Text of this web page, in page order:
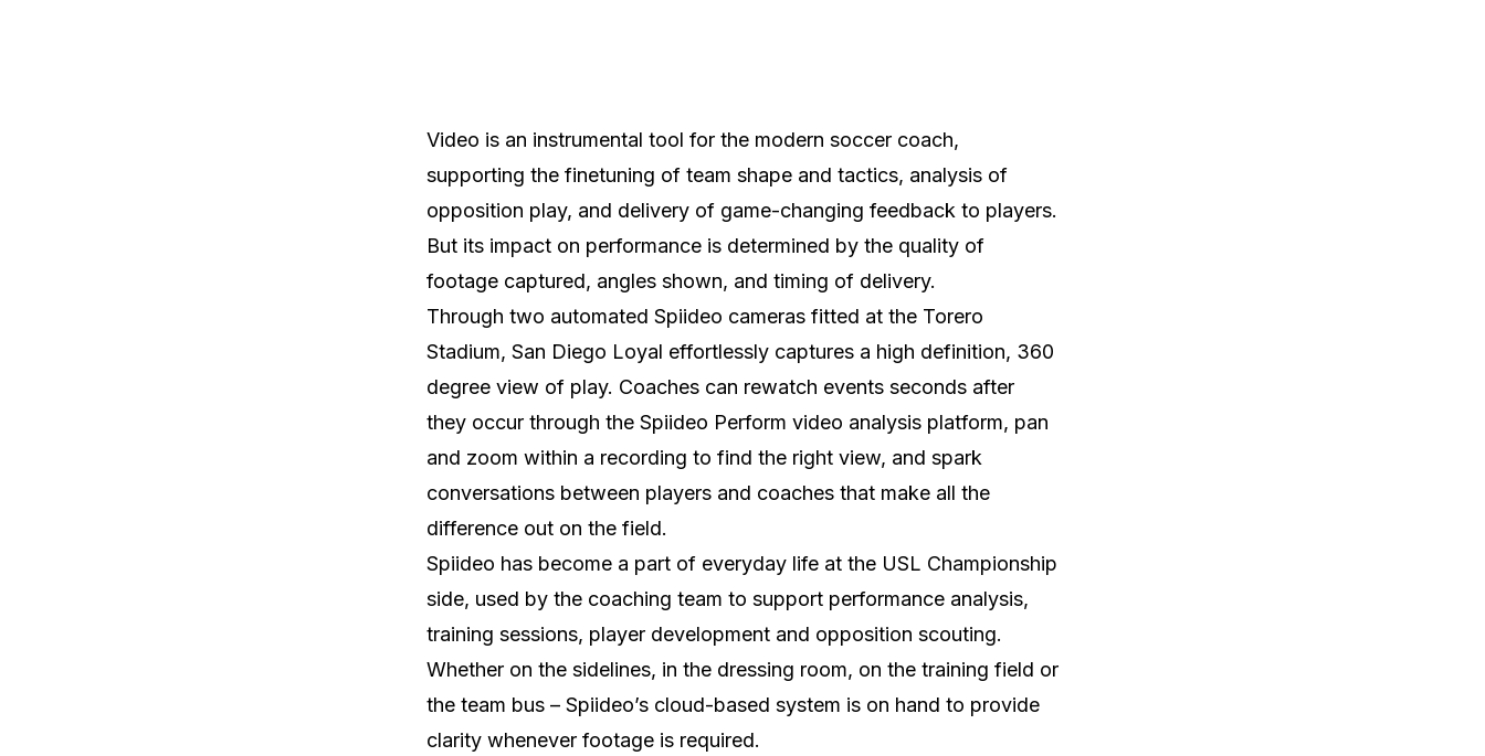
Video is an instrumental tool for the modern soccer coach,
supporting the finetuning of team shape and tactics, analysis of
opposition play, and delivery of game-changing feedback to players.
But its impact on performance is determined by the quality of
footage captured, angles shown, and timing of delivery.
Through two automated Spiideo cameras fitted at the Torero
Stadium, San Diego Loyal effortlessly captures a high definition, 360
degree view of play. Coaches can rewatch events seconds after
they occur through the Spiideo Perform video analysis platform, pan
and zoom within a recording to find the right view, and spark
conversations between players and coaches that make all the
difference out on the field.
Spiideo has become a part of everyday life at the USL Championship
side, used by the coaching team to support performance analysis,
training sessions, player development and opposition scouting.
Whether on the sidelines, in the dressing room, on the training field or
the team bus – Spiideo’s cloud-based system is on hand to provide
clarity whenever footage is required.